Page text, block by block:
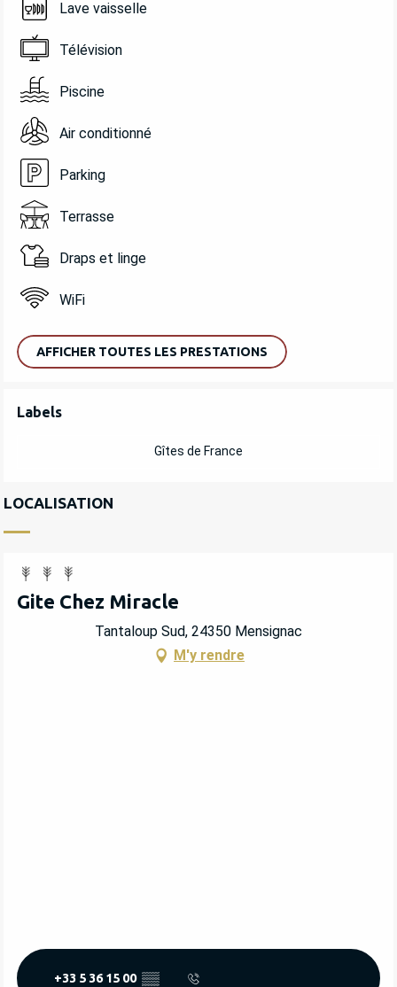
Lave vaisselle
Télévision
Piscine
Air conditionné
Parking
Terrasse
Draps et linge
WiFi
AFFICHER TOUTES LES PRESTATIONS
OFFRES DE PRESTATIONS
Labels
Labels
Gîtes de France
LOCALISATION
Gite Chez Miracle
Tantaloup Sud, 24350 Mensignac
M'y rendre
+33 5 36 15 00 ▒▒